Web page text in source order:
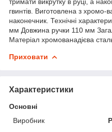
гвинтів. Виготовлена з хромо-
наконечник. Технічні
мм Довжина ручки 110 мм
Матеріал хромованадієва
Приховати
Характеристики
Основні
Виробник